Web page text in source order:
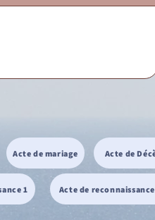
Acte de mariage Acte de
1 Acte de